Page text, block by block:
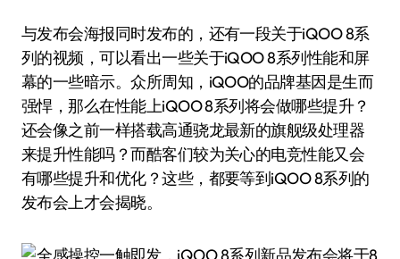
与发布会海报同时发布的，还有一段关于iQOO 8系
列的视频，可以看出一些关于iQOO 8系列性能和屏
幕的一些暗示。众所周知，iQOO的品牌基因是生而
强悍，那么在性能上iQOO 8系列将会做哪些提升？
还会像之前一样搭载高通骁龙最新的旗舰级处理器
来提升性能吗？而酷客们较为关心的电竞性能又会
有哪些提升和优化？这些，都要等到iQOO 8系列的
发布会上才会揭晓。